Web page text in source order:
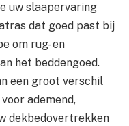
uw slaapervaring
dat goed past bij
om rug- en
het beddengoed.
een groot verschil
ademend,
dekbedovertrekken